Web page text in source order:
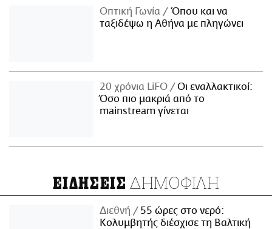
Οπτική Γωνία
Όπου και να
ταξιδέψω η Αθήνα με πληγώνει
20 χρόνια LiFO
Οι εναλλακτικοί:
Όσο πιο μακριά από το
mainstream γίνεται
ΕΙΔΗΣΕΙΣ ΔΗΜΟΦΙΛΗ
Διεθνή
55 ώρες στο νερό:
Κολυμβητής διέσχισε τη Βαλτική